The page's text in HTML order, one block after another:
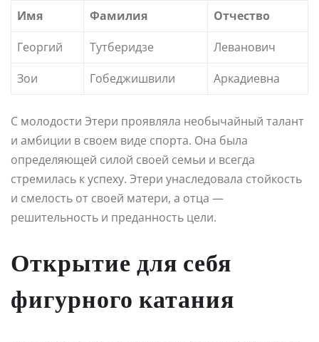
Имя Фамилия
Отчество
Георгий
Тутберидзе
Леванович
Зои
Гобеджишвили Аркадиевна
С молодости Этери проявляла необычайный талант
и амбиции в своем виде спорта. Она была
определяющей силой своей семьи и всегда
стремилась к успеху. Этери унаследовала стойкость
и смелость от своей матери, а отца —
решительность и преданность цели.
Открытие для себя
фигурного катания